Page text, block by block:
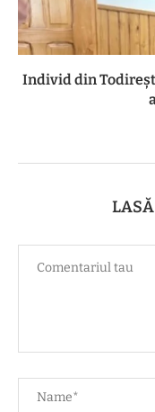
Individ din